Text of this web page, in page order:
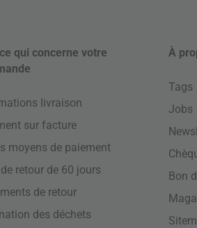
qui concerne votre
livraison
sur facture
moyens de paiement
retour de 60 jours
de retour
des déchets
À
Tags
Jobs
Bon